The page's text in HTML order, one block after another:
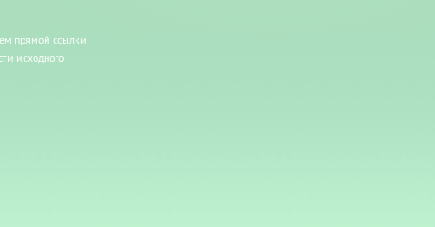
прямой ссылки
исходного